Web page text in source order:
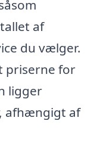
af
du vælger.
priserne for
ligger
afhængigt af